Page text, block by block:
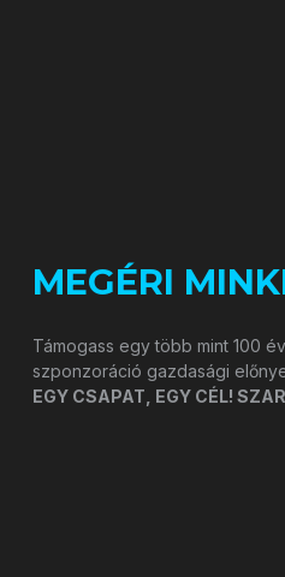
MEGÉRI
Támogass egy több mint 100
szponzoráció gazdasági
EGY CSAPAT, EGY CÉL!